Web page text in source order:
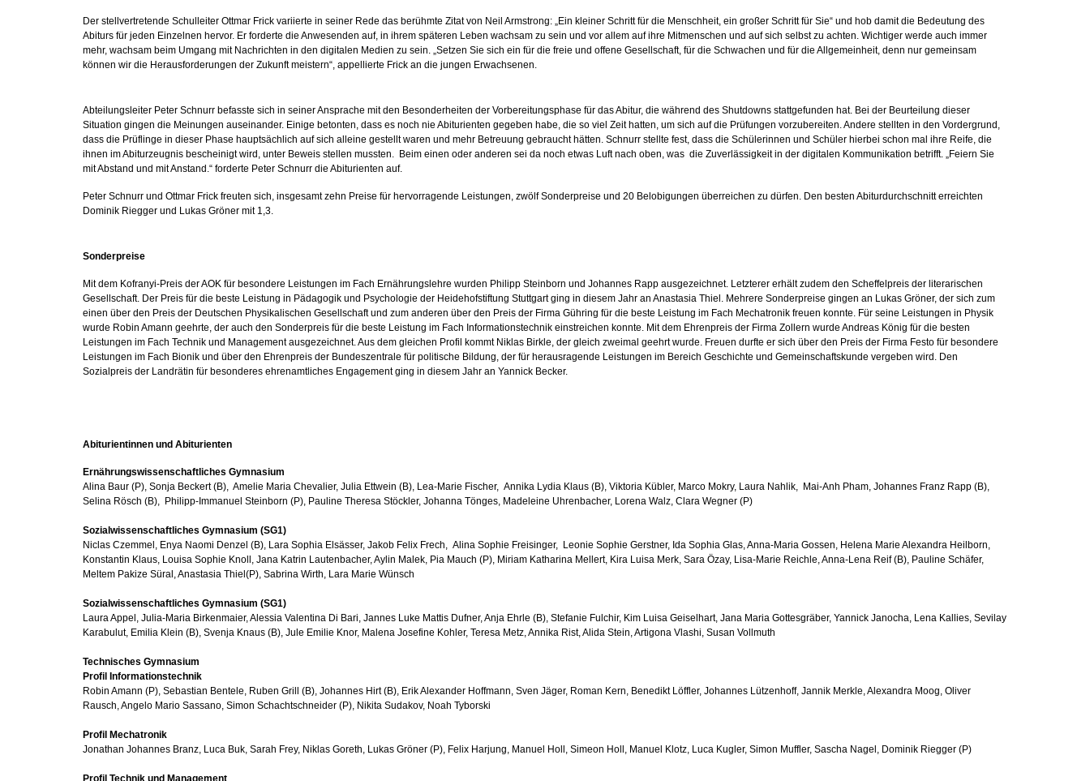
Der stellvertretende Schulleiter Ottmar Frick variierte in seiner Rede das berühmte Zitat von Neil Armstrong: „Ein kleiner Schritt für die Menschheit, ein großer Schritt für Sie“ und hob damit die Bedeutung des
Abiturs für jeden Einzelnen hervor. Er forderte die Anwesenden auf, in ihrem späteren Leben wachsam zu sein und vor allem auf ihre Mitmenschen und auf sich selbst zu achten. Wichtiger werde auch immer
mehr, wachsam beim Umgang mit Nachrichten in den digitalen Medien zu sein. „Setzen Sie sich ein für die freie und offene Gesellschaft, für die Schwachen und für die Allgemeinheit, denn nur gemeinsam
können wir die Herausforderungen der Zukunft meistern“, appellierte Frick an die jungen Erwachsenen.
Abteilungsleiter Peter Schnurr befasste sich in seiner Ansprache mit den Besonderheiten der Vorbereitungsphase für das Abitur, die während des Shutdowns stattgefunden hat. Bei der Beurteilung dieser
Situation gingen die Meinungen auseinander. Einige betonten, dass es noch nie Abiturienten gegeben habe, die so viel Zeit hatten, um sich auf die Prüfungen vorzubereiten. Andere stellten in den Vordergrund,
dass die Prüflinge in dieser Phase hauptsächlich auf sich alleine gestellt waren und mehr Betreuung gebraucht hätten. Schnurr stellte fest, dass die Schülerinnen und Schüler hierbei schon mal ihre Reife, die
ihnen im Abiturzeugnis bescheinigt wird, unter Beweis stellen mussten. Beim einen oder anderen sei da noch etwas Luft nach oben, was die Zuverlässigkeit in der digitalen Kommunikation betrifft. „Feiern Sie
mit Abstand und mit Anstand.“ forderte Peter Schnurr die Abiturienten auf.
Peter Schnurr und Ottmar Frick freuten sich, insgesamt zehn Preise für hervorragende Leistungen, zwölf Sonderpreise und 20 Belobigungen überreichen zu dürfen. Den besten Abiturdurchschnitt erreichten
Dominik Riegger und Lukas Gröner mit 1,3.
Sonderpreise
Mit dem Kofranyi-Preis der AOK für besondere Leistungen im Fach Ernährungslehre wurden Philipp Steinborn und Johannes Rapp ausgezeichnet. Letzterer erhält zudem den Scheffelpreis der literarischen
Gesellschaft. Der Preis für die beste Leistung in Pädagogik und Psychologie der Heidehofstiftung Stuttgart ging in diesem Jahr an Anastasia Thiel. Mehrere Sonderpreise gingen an Lukas Gröner, der sich zum
einen über den Preis der Deutschen Physikalischen Gesellschaft und zum anderen über den Preis der Firma Gühring für die beste Leistung im Fach Mechatronik freuen konnte. Für seine Leistungen in Physik
wurde Robin Amann geehrte, der auch den Sonderpreis für die beste Leistung im Fach Informationstechnik einstreichen konnte. Mit dem Ehrenpreis der Firma Zollern wurde Andreas König für die besten
Leistungen im Fach Technik und Management ausgezeichnet. Aus dem gleichen Profil kommt Niklas Birkle, der gleich zweimal geehrt wurde. Freuen durfte er sich über den Preis der Firma Festo für besondere
Leistungen im Fach Bionik und über den Ehrenpreis der Bundeszentrale für politische Bildung, der für herausragende Leistungen im Bereich Geschichte und Gemeinschaftskunde vergeben wird. Den
Sozialpreis der Landrätin für besonderes ehrenamtliches Engagement ging in diesem Jahr an Yannick Becker.
Abiturientinnen und Abiturienten
Ernährungswissenschaftliches Gymnasium
Alina Baur (P), Sonja Beckert (B), Amelie Maria Chevalier, Julia Ettwein (B), Lea-Marie Fischer, Annika Lydia Klaus (B), Viktoria Kübler, Marco Mokry, Laura Nahlik, Mai-Anh Pham, Johannes Franz Rapp (B),
Selina Rösch (B), Philipp-Immanuel Steinborn (P), Pauline Theresa Stöckler, Johanna Tönges, Madeleine Uhrenbacher, Lorena Walz, Clara Wegner (P)
Sozialwissenschaftliches Gymnasium (SG1)
Niclas Czemmel, Enya Naomi Denzel (B), Lara Sophia Elsässer, Jakob Felix Frech, Alina Sophie Freisinger, Leonie Sophie Gerstner, Ida Sophia Glas, Anna-Maria Gossen, Helena Marie Alexandra Heilborn,
Konstantin Klaus, Louisa Sophie Knoll, Jana Katrin Lautenbacher, Aylin Malek, Pia Mauch (P), Miriam Katharina Mellert, Kira Luisa Merk, Sara Özay, Lisa-Marie Reichle, Anna-Lena Reif (B), Pauline Schäfer,
Meltem Pakize Süral, Anastasia Thiel(P), Sabrina Wirth, Lara Marie Wünsch
Sozialwissenschaftliches Gymnasium (SG1)
Laura Appel, Julia-Maria Birkenmaier, Alessia Valentina Di Bari, Jannes Luke Mattis Dufner, Anja Ehrle (B), Stefanie Fulchir, Kim Luisa Geiselhart, Jana Maria Gottesgräber, Yannick Janocha, Lena Kallies, Sevilay
Karabulut, Emilia Klein (B), Svenja Knaus (B), Jule Emilie Knor, Malena Josefine Kohler, Teresa Metz, Annika Rist, Alida Stein, Artigona Vlashi, Susan Vollmuth
Technisches Gymnasium
Profil Informationstechnik
Robin Amann (P), Sebastian Bentele, Ruben Grill (B), Johannes Hirt (B), Erik Alexander Hoffmann, Sven Jäger, Roman Kern, Benedikt Löffler, Johannes Lützenhoff, Jannik Merkle, Alexandra Moog, Oliver
Rausch, Angelo Mario Sassano, Simon Schachtschneider (P), Nikita Sudakov, Noah Tyborski
Profil Mechatronik
Jonathan Johannes Branz, Luca Buk, Sarah Frey, Niklas Goreth, Lukas Gröner (P), Felix Harjung, Manuel Holl, Simeon Holl, Manuel Klotz, Luca Kugler, Simon Muffler, Sascha Nagel, Dominik Riegger (P)
Profil Technik und Management